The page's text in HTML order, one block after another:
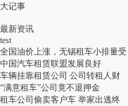
大记事
最新资讯
test
全国油价上涨，无锡租车小排量受
中国汽车租赁联盟发展良好
车辆挂靠租赁公司 公司转租人财
“满意租车”公司竟不退押金
租车公司偷卖客户车 举家出逃终